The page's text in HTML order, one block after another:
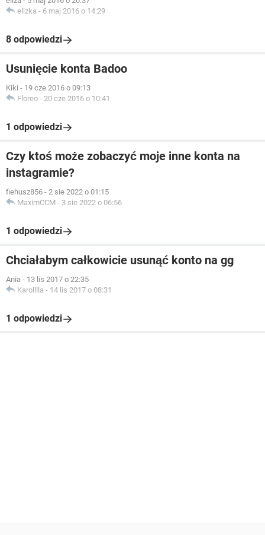
elizka - 6 maj 2016 o 14:29
8 odpowiedzi
Usunięcie konta Badoo
Kiki - 19 cze 2016 o 09:13
Floreo - 20 cze 2016 o 10:41
1 odpowiedzi
Czy ktoś może zobaczyć moje inne konta na
instagramie?
fiehusz856 - 2 sie 2022 o 01:15
MaximCCM - 3 sie 2022 o 06:56
1 odpowiedzi
Chciałabym całkowicie usunąć konto na gg
Ania - 13 lis 2017 o 22:35
Karolllla - 14 lis 2017 o 08:31
1 odpowiedzi